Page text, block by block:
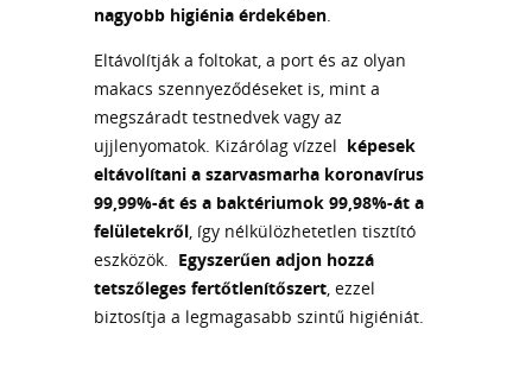
nagyobb higiénia érdekében.
Eltávolítják a foltokat, a port és az olyan
makacs szennyeződéseket is, mint a
megszáradt testnedvek vagy az
ujjlenyomatok. Kizárólag vízzel képesek
eltávolítani a szarvasmarha koronavírus
99,99%-át és a baktériumok 99,98%-át a
felületekről, így nélkülözhetetlen tisztító
eszközök. Egyszerűen adjon hozzá
tetszőleges fertőtlenítőszert, ezzel
biztosítja a legmagasabb szintű higiéniát.